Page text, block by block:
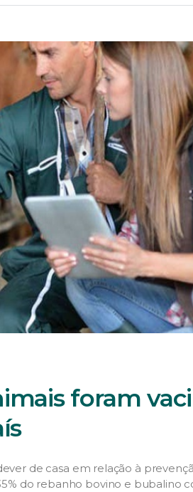
foram
de casa em relação à
do rebanho bovino e bubalino